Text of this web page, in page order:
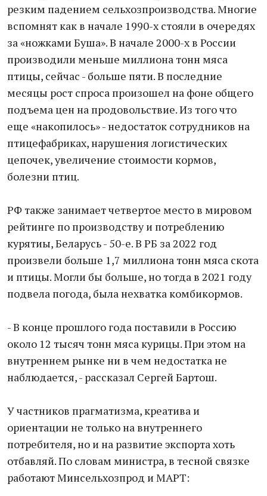
резким падением сельхозпроизводства. Многие
вспомнят как в начале 1990-х стояли в очередях
за «ножками Буша». В начале 2000-х в России
производили меньше миллиона тонн мяса
птицы, сейчас - больше пяти. В последние
месяцы рост спроса произошел на фоне общего
подъема цен на продовольствие. Из того что
еще «накопилось» - недостаток сотрудников на
птицефабриках, нарушения логистических
цепочек, увеличение стоимости кормов,
болезни птиц.
РФ также занимает четвертое место в мировом
рейтинге по производству и потреблению
курятиы, Беларусь - 50-е. В РБ за 2022 год
произвели больше 1,7 миллиона тонн мяса скота
и птицы. Могли бы больше, но тогда в 2021 году
подвела погода, была нехватка комбикормов.
- В конце прошлого года поставили в Россию
около 12 тысяч тонн мяса курицы. При этом на
внутреннем рынке ни в чем недостатка не
наблюдается, - рассказал Сергей Бартош.
У частников прагматизма, креатива и
ориентации не только на внутреннего
потребителя, но и на развитие экспорта хоть
отбавляй. По словам министра, в тесной связке
работают Минсельхозпрод и МАРТ: